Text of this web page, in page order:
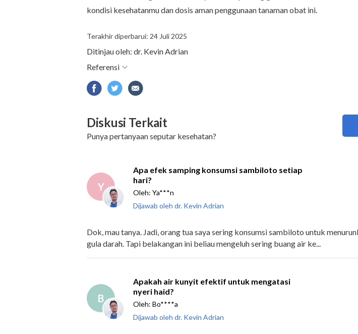
kondisi kesehatanmu dan dosis aman penggunaan tanaman obat ini.
Terakhir diperbarui: 24 Juli 2025